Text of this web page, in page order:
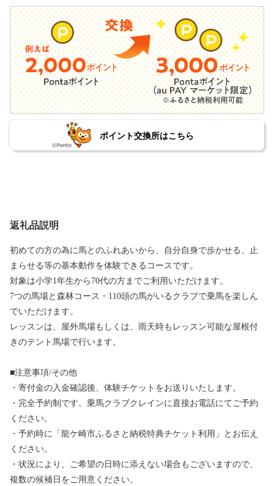
ポイント交換所はこちら
返礼品説明
初めての方の為に馬とのふれあいから、自分自身で歩かせる、止
まらせる等の基本動作を体験できるコースです。
対象は小学1年生から70代の方までご利用いただけます。
7つの馬場と森林コース・110頭の馬がいるクラブで乗馬を楽しん
でいただけます。
レッスンは、屋外馬場もしくは、雨天時もレッスン可能な屋根付
きのテント馬場で行います。
■注意事項/その他
・寄付金の入金確認後、体験チケットをお送りいたします。
・完全予約制です。乗馬クラブクレインに直接お電話にてご予約
ください。
・予約時に「龍ケ崎市ふるさと納税特典チケット利用」とお伝え
ください。
・状況により、ご希望の日時に添えない場合もございますので、
複数の候補日をご用意ください。